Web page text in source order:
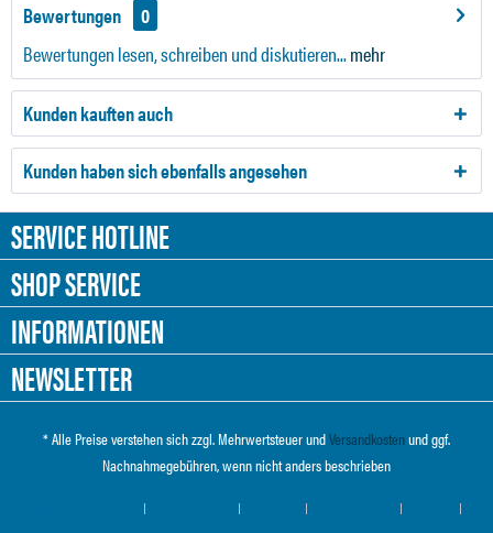
Bewertungen
0
Bewertungen lesen, schreiben und diskutieren...mehr
Kunden kauften auch
Kunden haben sich ebenfalls angesehen
SERVICE HOTLINE
SHOP SERVICE
INFORMATIONEN
NEWSLETTER
* Alle Preise verstehen sich zzgl. Mehrwertsteuer undVersandkostenund ggf.
Nachnahmegebühren, wenn nicht anders beschrieben